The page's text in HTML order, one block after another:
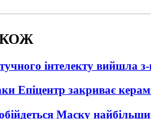
інтелекту вийшла
Епіцентр закриває
Маску